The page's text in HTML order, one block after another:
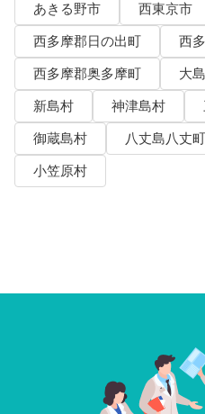
あきる野市
西東京市
西多摩郡日の出町
西
西多摩郡奥多摩町
大
新島村
神津島村
御蔵島村
八丈島八丈町
小笠原村